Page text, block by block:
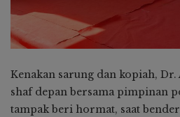
Kenakan sarung dan kopiah,
shaf depan bersama pimpinan
tampak beri hormat, saat